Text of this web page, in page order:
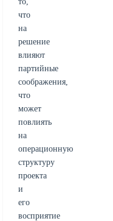
что
на
решение
влияют
партийные
соображения,
что
может
повлиять
на
операционную
структуру
проекта
и
его
восприятие